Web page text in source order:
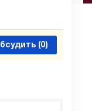
(0)